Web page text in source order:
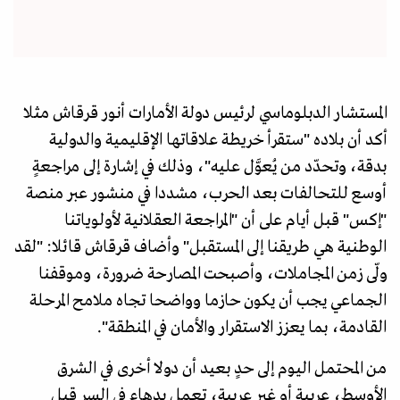
المستشار الدبلوماسي لرئيس دولة الأمارات أنور قرقاش مثلا
أكد أن بلاده "ستقرأ خريطة علاقاتها الإقليمية والدولية
بدقة، وتحدّد من يُعوَّل عليه"، وذلك في إشارة إلى مراجعةٍ
أوسع للتحالفات بعد الحرب، مشددا في منشور عبر منصة
"إكس" قبل أيام على أن "المراجعة العقلانية لأولوياتنا
الوطنية هي طريقنا إلى المستقبل" وأضاف قرقاش قائلا: "لقد
ولّى زمن المجاملات، وأصبحت المصارحة ضرورة، وموقفنا
الجماعي يجب أن يكون حازما وواضحا تجاه ملامح المرحلة
القادمة، بما يعزز الاستقرار والأمان في المنطقة".
من المحتمل اليوم إلى حدٍ بعيد أن دولا أخرى في الشرق
الأوسط، عربية أو غير عربية، تعمل بدهاءٍ في السر قبل